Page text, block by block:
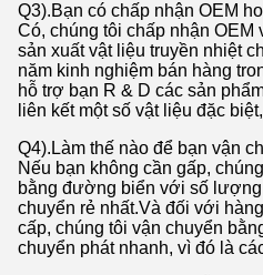
Q3).Bạn có chấp nhận OEM
Có, chúng tôi chấp nhận OEM
sản xuất vật liệu truyền nhiệt
năm kinh nghiệm bán hàng
hỗ trợ bạn R & D các sản
liên kết một số vật liệu đặc
Q4).Làm thế nào để bạn vận
Nếu bạn không cần gấp,
bằng đường biển với số
chuyển rẻ nhất.Và đối với
cấp, chúng tôi vận chuyển
chuyển phát nhanh, vì đó là